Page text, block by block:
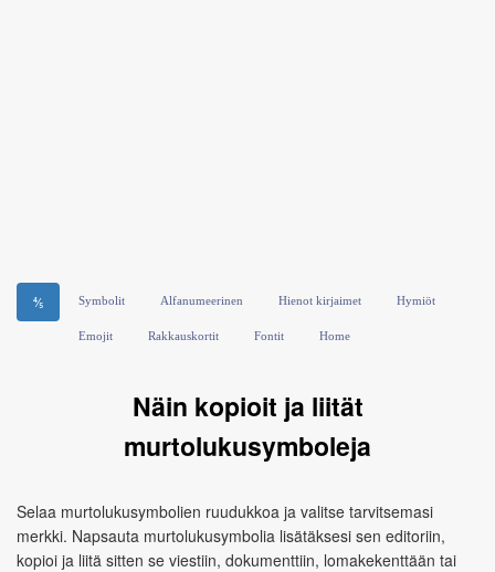
⅘ Symbolit Alfanumeerinen Hienot kirjaimet Hymiöt
Emojit Rakkauskortit Fontit Home
Näin kopioit ja liität
murtolukusymboleja
Selaa murtolukusymbolien ruudukkoa ja valitse tarvitsemasi
merkki. Napsauta murtolukusymbolia lisätäksesi sen editoriin,
kopioi ja liitä sitten se viestiin, dokumenttiin, lomakekenttään tai